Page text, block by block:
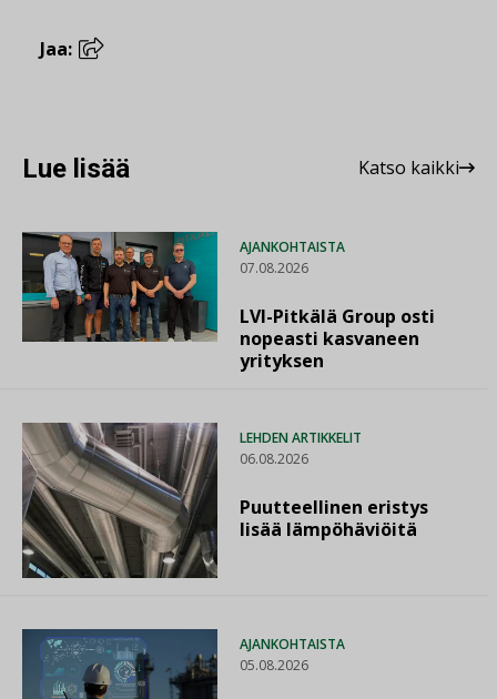
Jaa:
Lue lisää Katso kaikki
AJANKOHTAISTA
07.08.2026
LVI-Pitkälä Group osti
nopeasti kasvaneen
yrityksen
LEHDEN ARTIKKELIT
06.08.2026
Puutteellinen eristys
lisää lämpöhäviöitä
AJANKOHTAISTA
05.08.2026